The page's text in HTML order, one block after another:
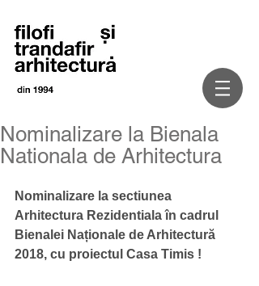
Nominalizare la Bienala
Nationala de Arhitectura
Nominalizare la sectiunea
Arhitectura Rezidentiala în cadrul
Bienalei Naționale de Arhitectură
2018, cu proiectul Casa Timis !